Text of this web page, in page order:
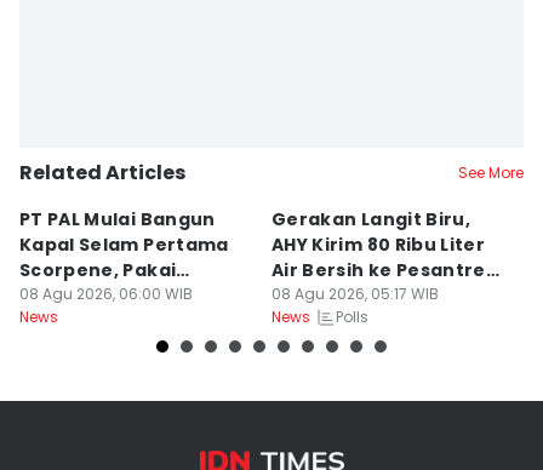
Related Articles See More
PT PAL Mulai Bangun
Kapal Selam Pertama
Scorpene, Pakai
Teknologi Prancis
08 Agu 2026, 06:00 WIB
News
Gerakan Langit Biru,
AHY Kirim 80 Ribu Liter
Air Bersih ke Pesantren
Madura
08 Agu 2026, 05:17 WIB
News
Polls